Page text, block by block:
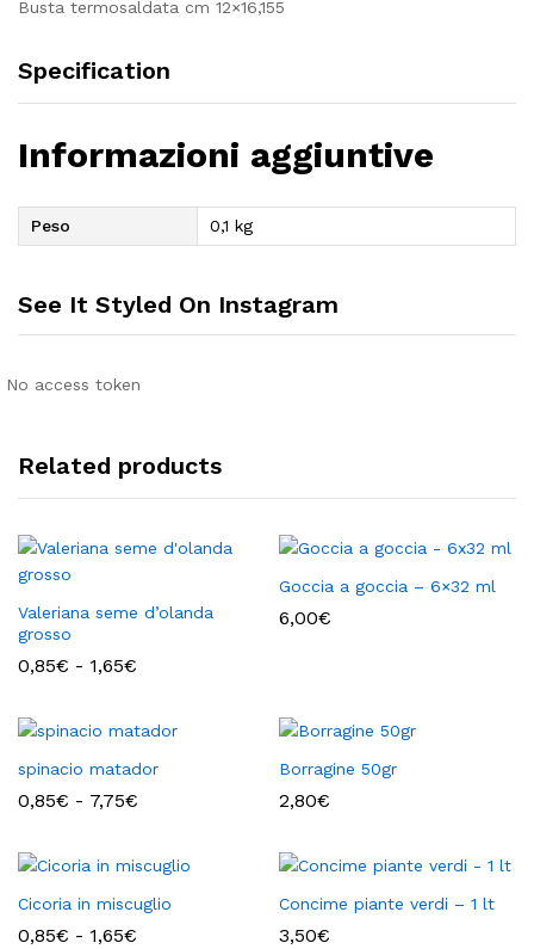
Busta termosaldata cm 12×16,155
Specification
Informazioni aggiuntive
Peso 0,1 kg
See It Styled On Instagram
No access token
Related products
Valeriana seme d’olanda
grosso
0,85€ - 1,65€
da
0,85€
a
1,65€
Goccia a goccia – 6×32 ml
6,00€
spinacio matador
0,85€ - 7,75€
0,85€
7,75€
Borragine 50gr
2,80€
Cicoria in miscuglio
0,85€ - 1,65€
Concime piante verdi – 1 lt
3,50€